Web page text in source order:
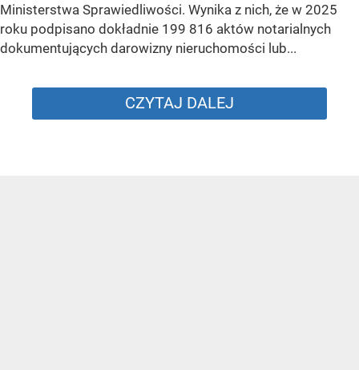
Ministerstwa Sprawiedliwości. Wynika z nich, że w 2025
roku podpisano dokładnie 199 816 aktów notarialnych
dokumentujących darowizny nieruchomości lub...
CZYTAJ DALEJ